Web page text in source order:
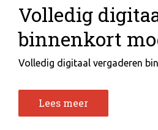
Volledig
binnenkort
Volledig digitaal vergaderen
Lees meer